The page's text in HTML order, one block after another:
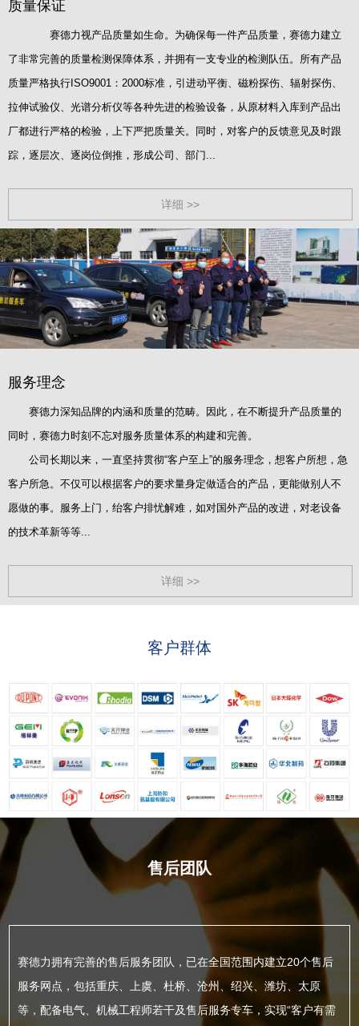
质量保证
赛德力视产品质量如生命。为确保每一件产品质量，赛德力建立
了非常完善的质量检测保障体系，并拥有一支专业的检测队伍。所有产品
质量严格执行ISO9001：2000标准，引进动平衡、磁粉探伤、辐射探伤、
拉伸试验仪、光谱分析仪等各种先进的检验设备，从原材料入库到产品出
厂都进行严格的检验，上下严把质量关。同时，对客户的反馈意见及时跟
踪，逐层次、逐岗位倒推，形成公司、部门...
详细 >>
服务理念
赛德力深知品牌的内涵和质量的范畴。因此，在不断提升产品质量的
同时，赛德力时刻不忘对服务质量体系的构建和完善。
公司长期以来，一直坚持贯彻“客户至上”的服务理念，想客户所想，急
客户所急。不仅可以根据客户的要求量身定做适合的产品，更能做别人不
愿做的事。服务上门，绐客户排忧解难，如对国外产品的改进，对老设备
的技术革新等等...
详细 >>
客户群体
售后团队
赛德力拥有完善的售后服务团队，已在全国范围内建立20个售后
服务网点，包括重庆、上虞、杜桥、沧州、绍兴、潍坊、太原
等，配备电气、机械工程师若干及售后服务专车，实现“客户有需